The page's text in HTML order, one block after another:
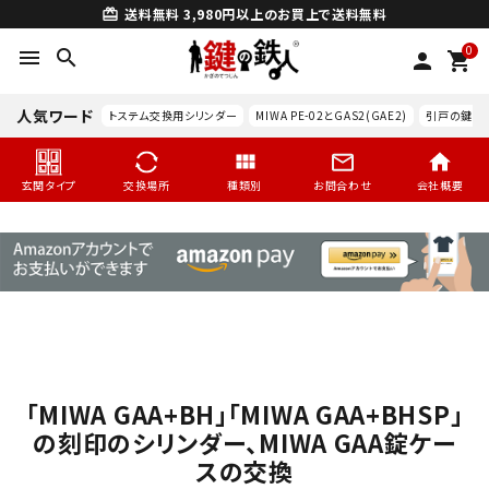
card_giftcard 送料無料 3,980円以上のお買上で送料無料
menu search person 0
shopping_cart
人気ワード トステム交換用シリンダー MIWA PE-02とGAS2(GAE2) 引戸の鍵交
玄関タイプ 交換場所 種類別 お問合わせ 会社概要
search
「MIWA GAA+BH」「MIWA GAA+BHSP」
の刻印のシリンダー、MIWA GAA錠ケー
スの交換